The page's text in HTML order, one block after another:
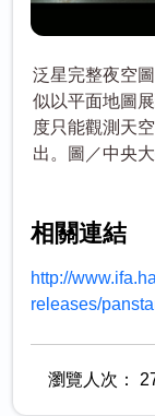
泛星完整夜空
似以平面地圖
度只能觀測天
出。圖／中央
相關連結
http://
releases/
瀏覽人次：